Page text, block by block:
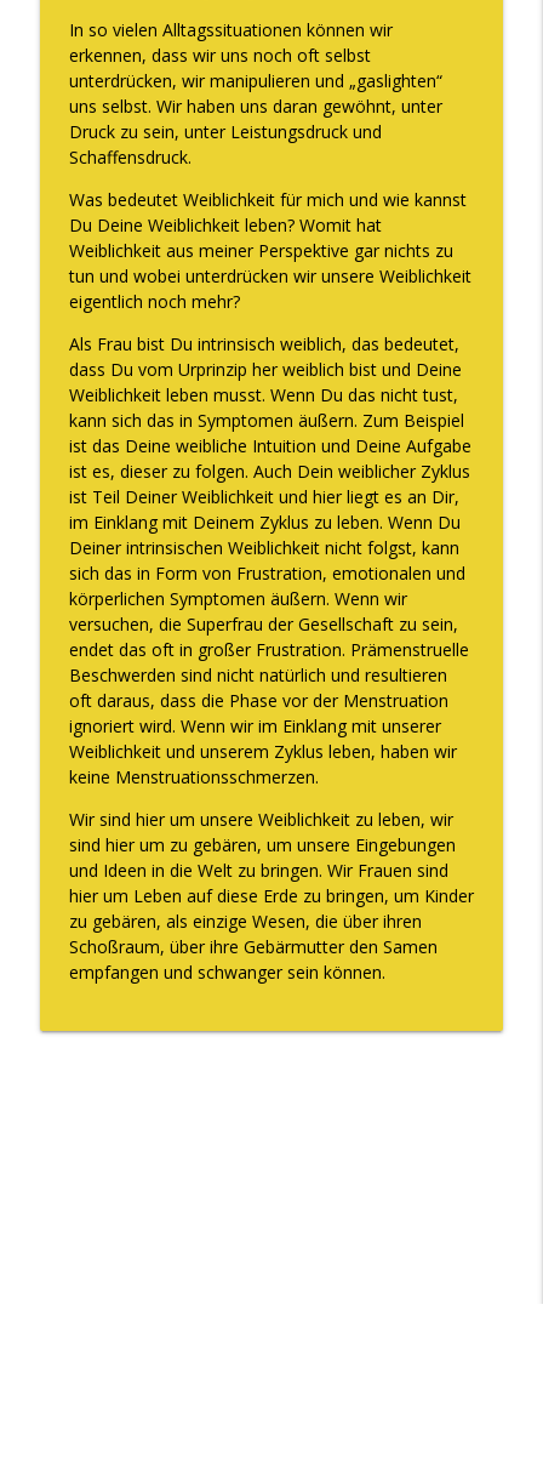
In so vielen Alltagssituationen können wir
erkennen, dass wir uns noch oft selbst
unterdrücken, wir manipulieren und „gaslighten“
uns selbst. Wir haben uns daran gewöhnt, unter
Druck zu sein, unter Leistungsdruck und
Schaffensdruck.
Was bedeutet Weiblichkeit für mich und wie kannst
Du Deine Weiblichkeit leben? Womit hat
Weiblichkeit aus meiner Perspektive gar nichts zu
tun und wobei unterdrücken wir unsere Weiblichkeit
eigentlich noch mehr?
Als Frau bist Du intrinsisch weiblich, das bedeutet,
dass Du vom Urprinzip her weiblich bist und Deine
Weiblichkeit leben musst. Wenn Du das nicht tust,
kann sich das in Symptomen äußern. Zum Beispiel
ist das Deine weibliche Intuition und Deine Aufgabe
ist es, dieser zu folgen. Auch Dein weiblicher Zyklus
ist Teil Deiner Weiblichkeit und hier liegt es an Dir,
im Einklang mit Deinem Zyklus zu leben. Wenn Du
Deiner intrinsischen Weiblichkeit nicht folgst, kann
sich das in Form von Frustration, emotionalen und
körperlichen Symptomen äußern. Wenn wir
versuchen, die Superfrau der Gesellschaft zu sein,
endet das oft in großer Frustration. Prämenstruelle
Beschwerden sind nicht natürlich und resultieren
oft daraus, dass die Phase vor der Menstruation
ignoriert wird. Wenn wir im Einklang mit unserer
Weiblichkeit und unserem Zyklus leben, haben wir
keine Menstruationsschmerzen.
Wir sind hier um unsere Weiblichkeit zu leben, wir
sind hier um zu gebären, um unsere Eingebungen
und Ideen in die Welt zu bringen. Wir Frauen sind
hier um Leben auf diese Erde zu bringen, um Kinder
zu gebären, als einzige Wesen, die über ihren
Schoßraum, über ihre Gebärmutter den Samen
empfangen und schwanger sein können.